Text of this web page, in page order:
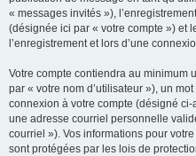
« messages invités »),
(désignée ici par « votre compte ») et
l’enregistrement et lors d’une
Votre compte contiendra au minimum
par « votre nom d’utilisateur »), un
connexion à votre compte (désigné
une adresse courriel personnelle
courriel »). Vos informations pour
sont protégées par les lois de